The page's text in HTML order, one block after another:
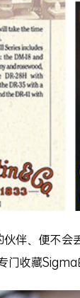
、便不会
收藏Sigma